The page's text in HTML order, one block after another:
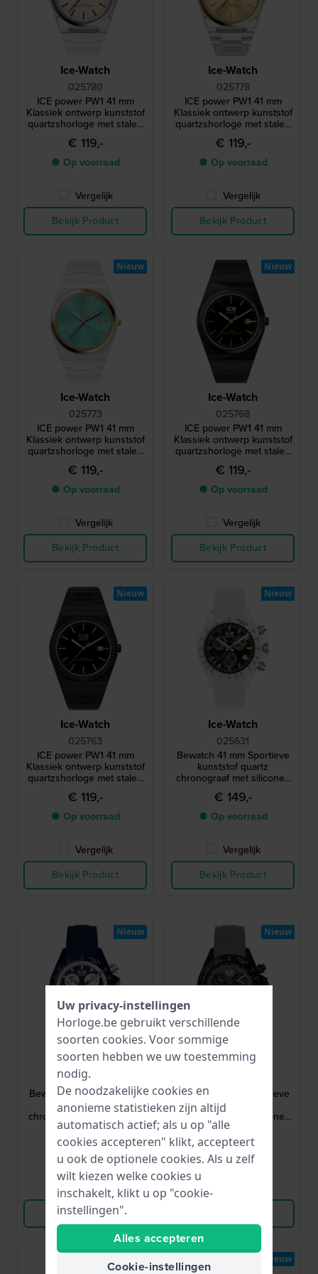
Ice-Watch
025780
ICE power PW1 41 mm
Klassiek ontwerp kunststof
quartzshorloge met stalen
lunette en saffierglas
€ 119,-
● Op voorraad
Vergelijk
Bekijk Product
Ice-Watch
025778
ICE power PW1 41 mm
Klassiek ontwerp kunststof
quartzshorloge met stalen
lunette en saffierglas
€ 119,-
● Op voorraad
Vergelijk
Bekijk Product
Ice-Watch
025773
ICE power PW1 41 mm
Klassiek ontwerp kunststof
quartzshorloge met stalen
lunette en saffierglas
€ 119,-
● Op voorraad
Vergelijk
Bekijk Product
Nieuw
Ice-Watch
025768
ICE power PW1 41 mm
Klassiek ontwerp kunststof
quartzshorloge met stalen
lunette en saffierglas
€ 119,-
● Op voorraad
Vergelijk
Bekijk Product
Nieuw
Ice-Watch
025763
ICE power PW1 41 mm
Klassiek ontwerp kunststof
quartzshorloge met stalen
lunette en saffierglas
€ 119,-
● Op voorraad
Vergelijk
Bekijk Product
Nieuw
Ice-Watch
025631
Bewatch 41 mm Sportieve
kunststof quartz
chronograaf met siliconen
band
€ 149,-
● Op voorraad
Vergelijk
Bekijk Product
Nieuw
Ice-Watch
025630
Bewatch 41 mm Sportieve
kunststof quartz
chronograaf met siliconen
band
€ 149,-
● Op voorraad
Vergelijk
Bekijk Product
Nieuw
Ice-Watch
Bewatch 41 mm Sportieve
kunststof quartz
chronograaf met siliconen
band
€ 149,-
● Op voorraad
Nieuw
Nieuw
Uw privacy-instellingen
Horloge.be gebruikt verschillende
soorten cookies. Voor sommige
soorten hebben we uw toestemming
nodig.
De noodzakelijke cookies en
anonieme statistieken zijn altijd
automatisch actief; als u op "alle
cookies accepteren" klikt, accepteert
u ook de optionele cookies. Als u zelf
wilt kiezen welke cookies u
inschakelt, klikt u op "cookie-
instellingen".
Alles accepteren
Cookie-instellingen